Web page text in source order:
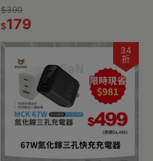
1.2m-黑 雙Type-C 100W
$390
$179
34
折